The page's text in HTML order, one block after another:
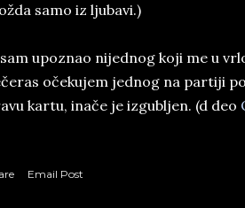
samo iz ljubavi.)
upoznao nijednog koji me u
očekujem jednog na partiji
kartu, inače je izgubljen. (d deo
Email Post